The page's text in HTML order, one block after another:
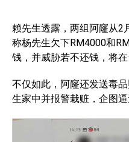
赖先生透露，两组阿窿从2
称杨先生欠下RM4000和
钱，并威胁若不还钱，将在
不仅如此，阿窿还发送毒
生家中并报警栽赃，企图逼